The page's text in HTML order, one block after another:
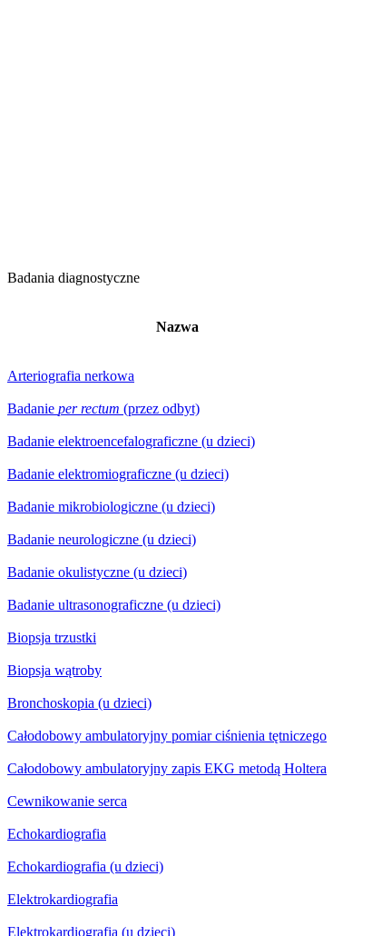
Badania diagnostyczne
Nazwa
Arteriografia nerkowa
Badanie per rectum (przez odbyt)
Badanie elektroencefalograficzne (u dzieci)
Badanie elektromiograficzne (u dzieci)
Badanie mikrobiologiczne (u dzieci)
Badanie neurologiczne (u dzieci)
Badanie okulistyczne (u dzieci)
Badanie ultrasonograficzne (u dzieci)
Biopsja trzustki
Biopsja wątroby
Bronchoskopia (u dzieci)
Całodobowy ambulatoryjny pomiar ciśnienia tętniczego
Całodobowy ambulatoryjny zapis EKG metodą Holtera
Cewnikowanie serca
Echokardiografia
Echokardiografia (u dzieci)
Elektrokardiografia
Elektrokardiografia (u dzieci)